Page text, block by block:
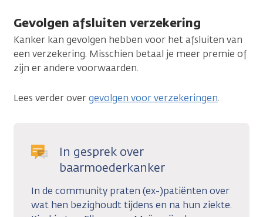
Gevolgen afsluiten verzekering
Kanker kan gevolgen hebben voor het afsluiten van
een verzekering. Misschien betaal je meer premie of
zijn er andere voorwaarden.
Lees verder overgevolgen voor verzekeringen.
In gesprek over
baarmoederkanker
In de community praten (ex-)patiënten over
wat hen bezighoudt tijdens en na hun ziekte.